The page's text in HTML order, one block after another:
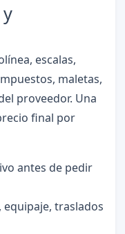
escalas,
maletas,
proveedor. Una
final por
antes de pedir
equipaje, traslados